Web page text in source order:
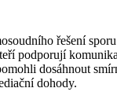
řešení
podporují
dosáhnout
dohody.